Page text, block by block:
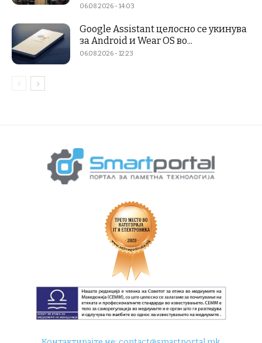
06.08.2026 - 14:03
Google Assistant целосно се укинува
за Android и Wear OS во...
06.08.2026 - 12:23